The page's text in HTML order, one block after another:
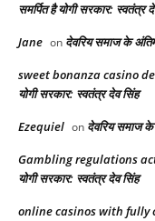
समर्पित है योगी सरकार: स्वतंत्र
Jane on देवरिय समाज के
sweet bonanza casino
योगी सरकार: स्वतंत्र देव सिंह
Ezequiel on देवरिय समाज के
Gambling regulations
योगी सरकार: स्वतंत्र देव सिंह
online casinos with fully